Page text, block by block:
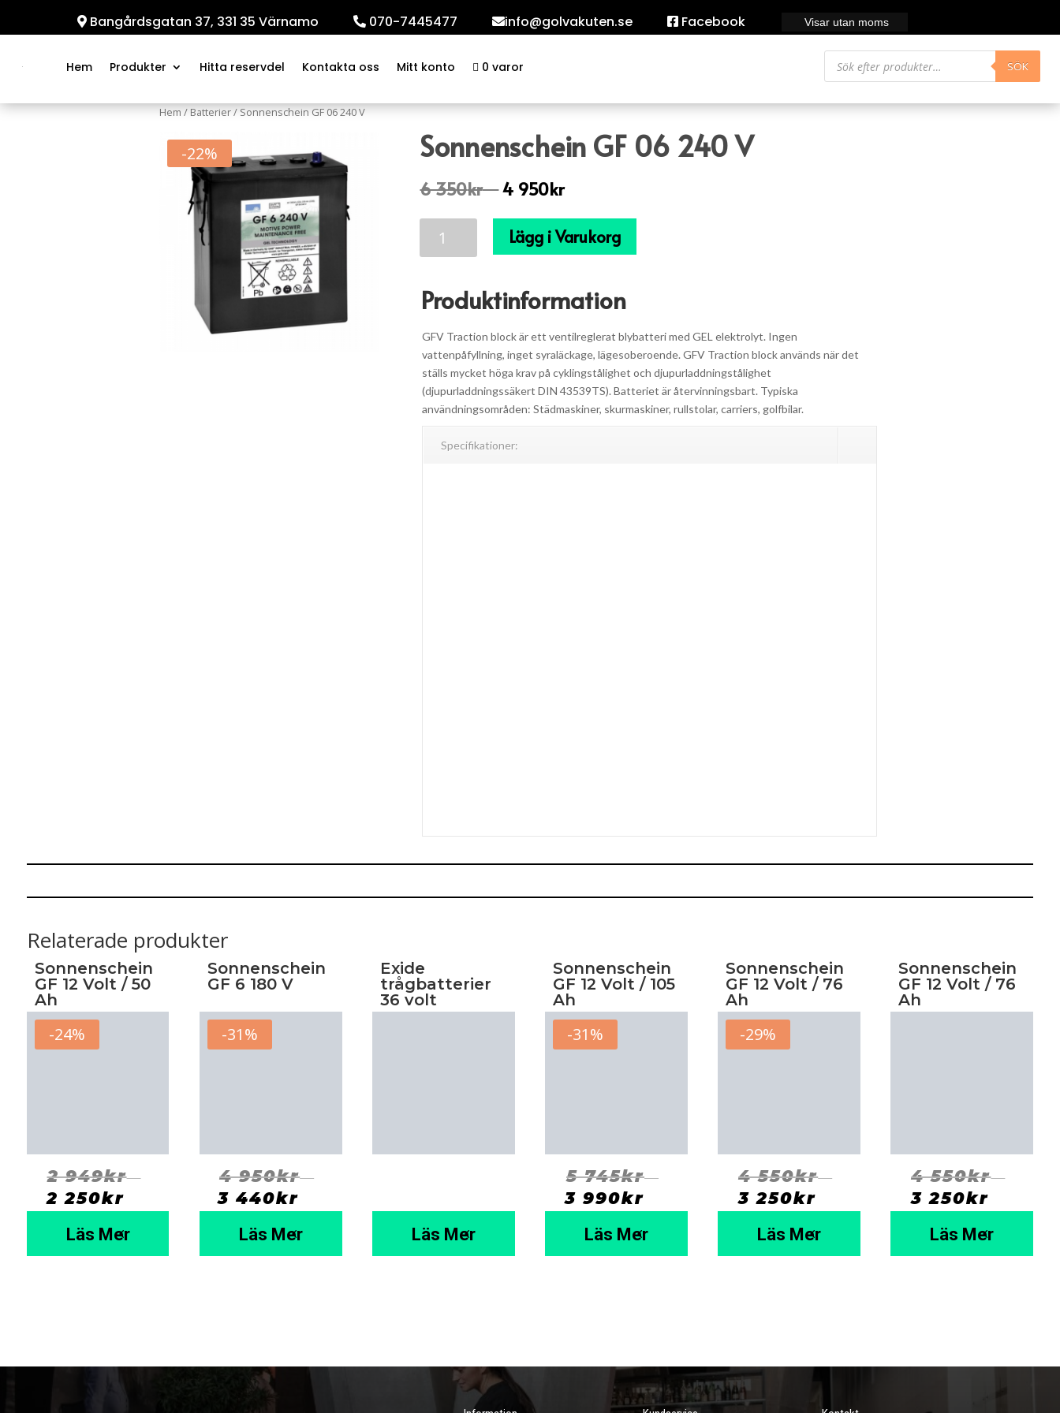
Bangårdsgatan 37, 331 35 Värnamo 070-7445477 info@golvakuten.se Facebook Visar utan moms
Hem Produkter Hitta reservdel Kontakta oss Mitt konto 0 varor
Produktsökning
SÖK
Hem/Batterier/Sonnenschein GF 06 240 V
-22% Sonnenschein GF 06 240 V
6 350kr⠀4 950kr⠀
Lägg i Varukorg
Produktinformation
GFV Traction block är ett ventilreglerat blybatteri med GEL elektrolyt. Ingen
vattenpåfyllning, inget syraläckage, lägesoberoende. GFV Traction block används när det
ställs mycket höga krav på cyklingstålighet och djupurladdningstålighet
(djupurladdningssäkert DIN 43539TS). Batteriet är återvinningsbart. Typiska
användningsområden: Städmaskiner, skurmaskiner, rullstolar, carriers, golfbilar.
Specifikationer:
Relaterade produkter
Sonnenschein
GF 12 Volt / 50
Ah
-24%
2 949kr⠀
2 250kr
Läs Mer
Sonnenschein
GF 6 180 V
-31%
4 950kr⠀
3 440kr
Läs Mer
Exide
trågbatterier
36 volt
Läs Mer
Sonnenschein
GF 12 Volt / 105
Ah
-31%
5 745kr⠀
3 990kr
Läs Mer
Sonnenschein
GF 12 Volt / 76
Ah
-29%
4 550kr⠀
3 250kr
Läs Mer
Sonnenschein
GF 12 Volt / 76
Ah
4 550kr⠀
3 250kr
Läs Mer